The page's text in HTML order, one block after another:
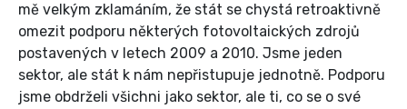
mě velkým zklamáním, že stát se chystá retroaktivně
omezit podporu některých fotovoltaických zdrojů
postavených v letech 2009 a 2010. Jsme jeden
sektor, ale stát k nám nepřistupuje jednotně. Podporu
jsme obdrželi všichni jako sektor, ale ti, co se o své